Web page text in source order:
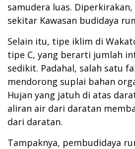
samudera luas.
sekitar Kawasan budidaya
Selain itu, tipe iklim di
tipe C, yang berarti jumlah
sedikit. Padahal, salah satu
mendorong suplai bahan
Hujan yang jatuh di atas
aliran air dari daratan
dari daratan.
Tampaknya, pembudidaya